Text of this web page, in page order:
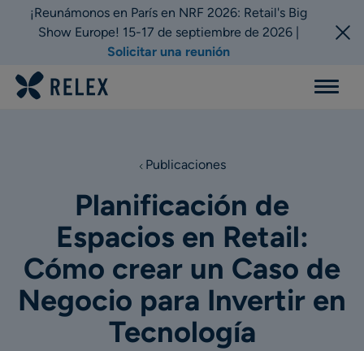
¡Reunámonos en París en NRF 2026: Retail's Big
Show Europe! 15-17 de septiembre de 2026 |
Solicitar una reunión
Menu
Publicaciones
Planificación de
Espacios en Retail:
Cómo crear un Caso de
Negocio para Invertir en
Tecnología